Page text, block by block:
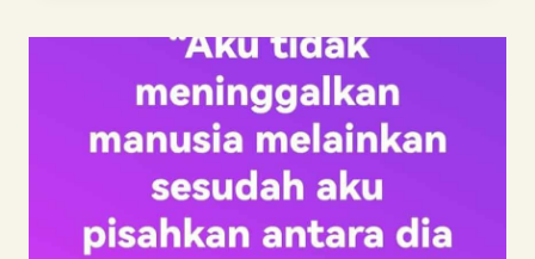
TIDAK
TAHU
DI
MANA
ALLAH